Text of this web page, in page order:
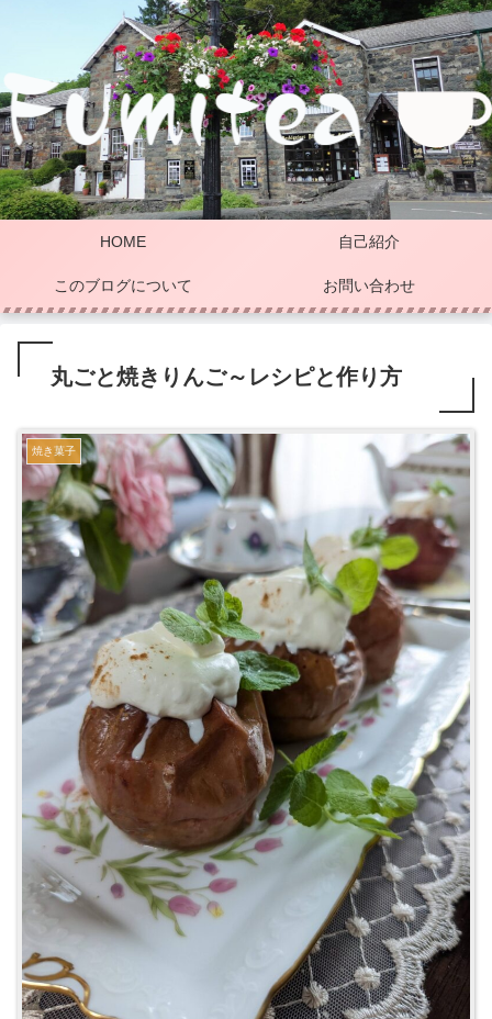
HOME 自己紹介
このブログについて お問い合わせ
丸ごと焼きりんご～レシピと作り方
焼き菓子